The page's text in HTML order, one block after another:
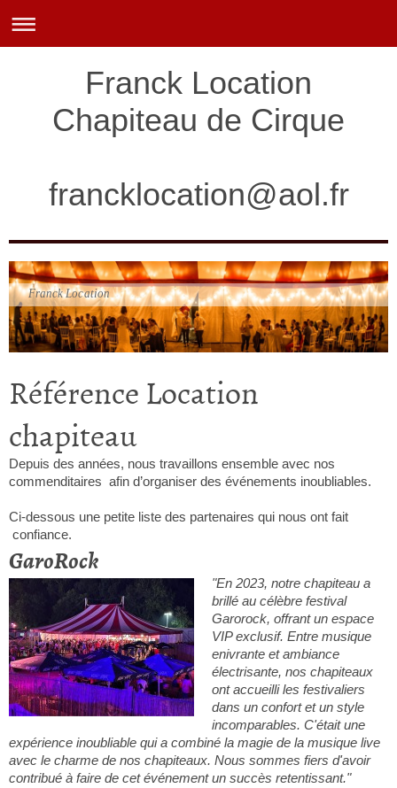
Franck Location
Chapiteau de Cirque
francklocation@aol.fr
Franck Location
Référence Location
chapiteau
Depuis des années, nous travaillons ensemble avec nos
commenditaires afin d’organiser des événements inoubliables.
Ci-dessous une petite liste des partenaires qui nous ont fait
confiance.
GaroRock
"En 2023, notre chapiteau a
brillé au célèbre festival
Garorock, offrant un espace
VIP exclusif. Entre musique
enivrante et ambiance
électrisante, nos chapiteaux
ont accueilli les festivaliers
dans un confort et un style
incomparables. C'était une
expérience inoubliable qui a combiné la magie de la musique live
avec le charme de nos chapiteaux. Nous sommes fiers d'avoir
contribué à faire de cet événement un succès retentissant."